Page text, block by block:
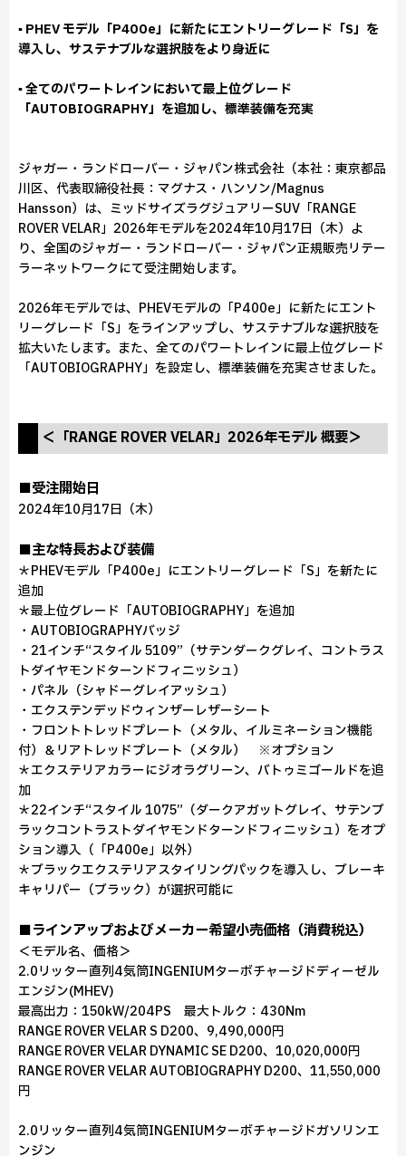
▪ PHEV モデル「P400e」に新たにエントリーグレード「S」を
導入し、サステナブルな選択肢をより身近に
▪ 全てのパワートレインにおいて最上位グレード
「AUTOBIOGRAPHY」を追加し、標準装備を充実
ジャガー・ランドローバー・ジャパン株式会社（本社：東京都品
川区、代表取締役社長：マグナス・ハンソン/Magnus
Hansson）は、ミッドサイズラグジュアリーSUV「RANGE
ROVER VELAR」2026年モデルを2024年10月17日（木）よ
り、全国のジャガー・ランドローバー・ジャパン正規販売リテー
ラーネットワークにて受注開始します。
2026年モデルでは、PHEVモデルの「P400e」に新たにエント
リーグレード「S」をラインアップし、サステナブルな選択肢を
拡大いたします。また、全てのパワートレインに最上位グレード
「AUTOBIOGRAPHY」を設定し、標準装備を充実させました。
＜「RANGE ROVER VELAR」2026年モデル 概要＞
■受注開始日
2024年10月17日（木）
■主な特長および装備
＊PHEVモデル「P400e」にエントリーグレード「S」を新たに
追加
＊最上位グレード「AUTOBIOGRAPHY」を追加
・AUTOBIOGRAPHYバッジ
・21インチ“スタイル 5109”（サテンダークグレイ、コントラス
トダイヤモンドターンドフィニッシュ）
・パネル（シャドーグレイアッシュ）
・エクステンデッドウィンザーレザーシート
・フロントトレッドプレート（メタル、イルミネーション機能
付）＆リアトレッドプレート（メタル） ※オプション
＊エクステリアカラーにジオラグリーン、バトゥミゴールドを追
加
＊22インチ“スタイル 1075”（ダークアガットグレイ、サテンブ
ラックコントラストダイヤモンドターンドフィニッシュ）をオプ
ション導入（「P400e」以外）
＊ブラックエクステリアスタイリングパックを導入し、ブレーキ
キャリパー（ブラック）が選択可能に
■ラインアップおよびメーカー希望小売価格（消費税込）
＜モデル名、価格＞
2.0リッター直列4気筒INGENIUMターボチャージドディーゼル
エンジン(MHEV)
最高出力：150kW/204PS 最大トルク：430Nm
RANGE ROVER VELAR S D200、9,490,000円
RANGE ROVER VELAR DYNAMIC SE D200、10,020,000円
RANGE ROVER VELAR AUTOBIOGRAPHY D200、11,550,000
円
2.0リッター直列4気筒INGENIUMターボチャージドガソリンエ
ンジン